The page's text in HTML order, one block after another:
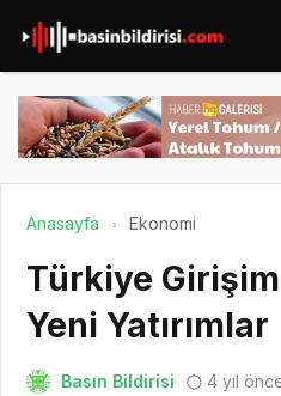
Anasayfa Ekonomi
Türkiye
Yeni Yatırımlar
Basın Bildirisi 4 yıl